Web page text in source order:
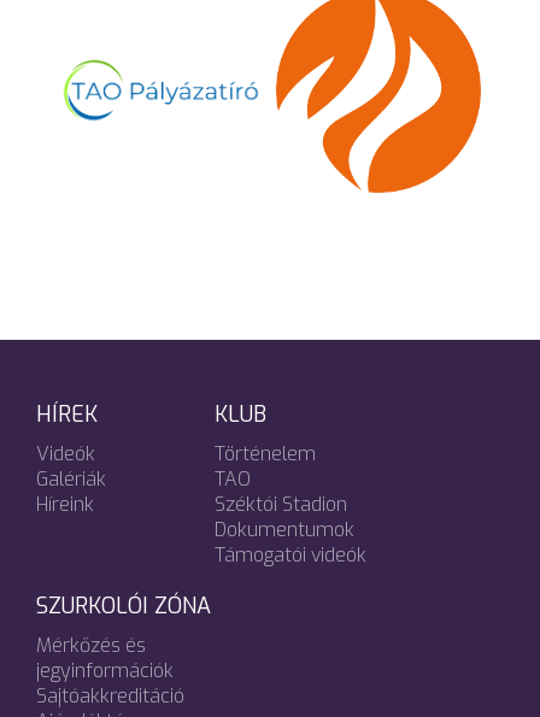
HÍREK
Videók
Galériák
Híreink
KLUB
Történelem
TAO
Széktói Stadion
Dokumentumok
Támogatói videók
SZURKOLÓI ZÓNA
Mérkőzés és
jegyinformációk
Sajtóakkreditáció